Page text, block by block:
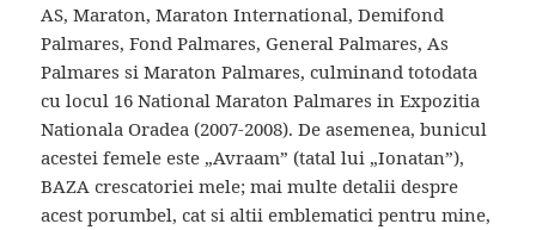
AS, Maraton, Maraton International, Demifond
Palmares, Fond Palmares, General Palmares, As
Palmares si Maraton Palmares, culminand totodata
cu locul 16 National Maraton Palmares in Expozitia
Nationala Oradea (2007-2008). De asemenea, bunicul
acestei femele este „Avraam” (tatal lui „Ionatan”),
BAZA crescatoriei mele; mai multe detalii despre
acest porumbel, cat si altii emblematici pentru mine,